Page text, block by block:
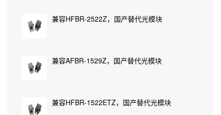
兼容HFBR-2522Z，国产替代光模块
兼容AFBR-1529Z，国产替代光模块
兼容HFBR-1522ETZ，国产替代光模块